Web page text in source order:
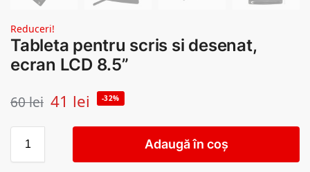
Reduceri!
Tableta pentru scris si desenat,
ecran LCD 8.5”
60lei 41 lei -32%
Adaugă în coș